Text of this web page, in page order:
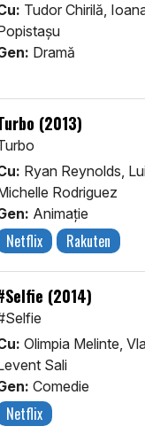
Tudor Chirilă,
Dramă
(2013)
Ryan Reynolds,
Rodriguez
Animaţie
Netflix Rakuten
(2014)
Olimpia Melinte,
Sali
Comedie
Netflix